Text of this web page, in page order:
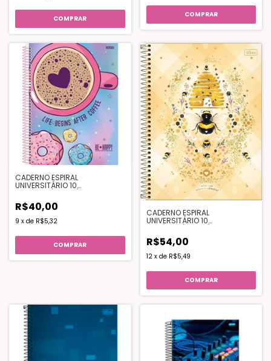
COMPRAR COMPRAR
CADERNO ESPIRAL
UNIVERSITÁRIO 10
R$40,00
9 x de R$5,32
COMPRAR
CADERNO ESPIRAL
UNIVERSITÁRIO 10
R$54,00
12 x de R$5,49
COMPRAR